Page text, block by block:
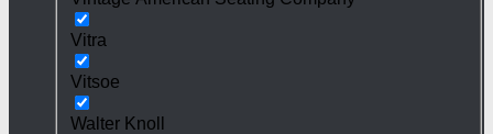
Vitra
Vitsoe
Walter Knoll